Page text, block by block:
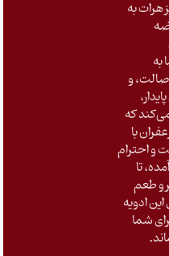
به
به
و
که
با
و احترام
تا
و طعم
ادویه
شما
.